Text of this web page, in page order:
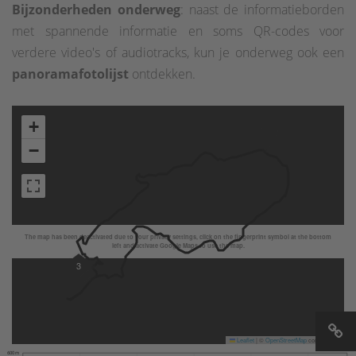
Bijzonderheden onderweg: naast de informatieborden
met spannende informatie en soms QR-codes voor
verdere video's of audiotracks, kun je onderweg ook een
panoramafotolijst ontdekken.
The map has been deactivated due to your privacy settings, click on the fingerprint symbol at the bottom
left and activate Google Maps to use the map.
3
+
−
Leaflet OpenStreetMapcontributors
600 m